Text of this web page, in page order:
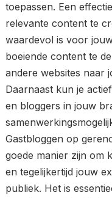
toepassen. Een
relevante content te
waardevol is voor
boeiende content te
andere websites naar
Daarnaast kun je
en bloggers in jouw
Gastbloggen op
goede manier zijn om
en tegelijkertijd jouw
publiek. Het is